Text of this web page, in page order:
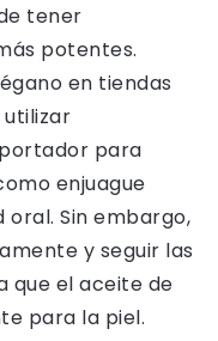
tener
potentes.
en tiendas
utilizar
para
enjuague
Sin embargo,
y seguir las
que el aceite de
para la piel.